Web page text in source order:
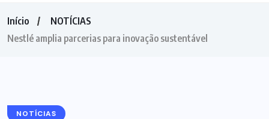
Início
NOTÍCIAS
Nestlé amplia parcerias para inovação sustentável
NOTÍCIAS